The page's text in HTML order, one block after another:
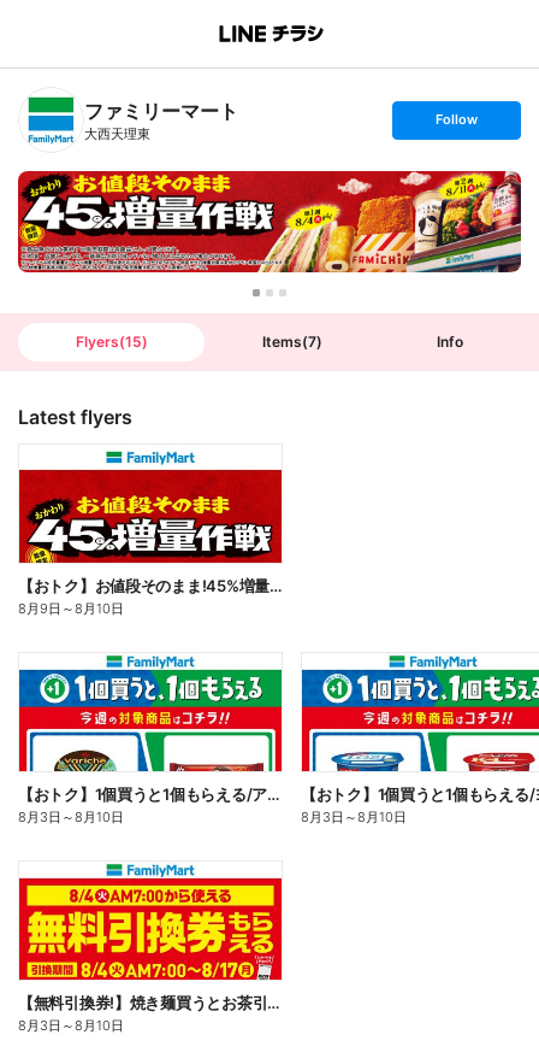
B
n
T
ファミリーマート
大西天理東
s
t
o
l
l
o
w
Follow
Flyers(15) Items(7) Info
Latest flyers
【おトク】お値段そのまま!45%増量作戦!
8月9日 ～8月10日
【おトク】1個買うと1個もらえる/アイス
8月3日 ～8月10日 8月3日 ～8月10日
【無料引換券!】焼き麺買うとお茶引換券貰える!
8月3日 ～8月10日